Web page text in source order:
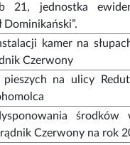
21, jednostka
Dominikański”.
kamer na
Czerwony
pieszych na ulicy
środków
Czerwony na rok